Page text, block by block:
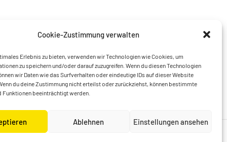
Cookie-Zustimmung verwalten
Erlebnis zu bieten, verwenden wir Technologien wie Cookies, um
zu speichern und/oder darauf zuzugreifen. Wenn du diesen Technologien
wir Daten wie das Surfverhalten oder eindeutige IDs auf dieser Website
du deine Zustimmung nicht erteilst oder zurückziehst, können bestimmte
Funktionen beeinträchtigt werden.
Ablehnen Einstellungen ansehen